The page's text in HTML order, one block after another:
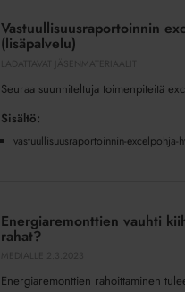
Vastuullisuusraportoinnin
(lisäpalvelu)
Seuraa suunniteltuja toimenpiteitä
Sisältö:
vastuullisuusraportoinnin-excelpohja-
Energiaremonttien vauhti
rahat?
Energiaremonttien rahoittaminen